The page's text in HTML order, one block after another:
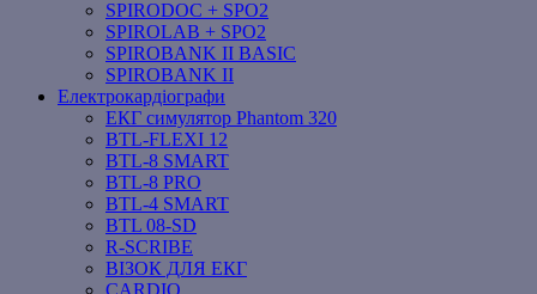
SPIRODOC + SPO2
SPIROLAB + SPO2
SPIROBANK II BASIC
SPIROBANK II
Електрокардіографи
ЕКГ симулятор Phantom 320
BTL-FLEXI 12
BTL-8 SMART
BTL-8 PRO
BTL-4 SMART
BTL 08-SD
R-SCRIBE
ВІЗОК ДЛЯ ЕКГ